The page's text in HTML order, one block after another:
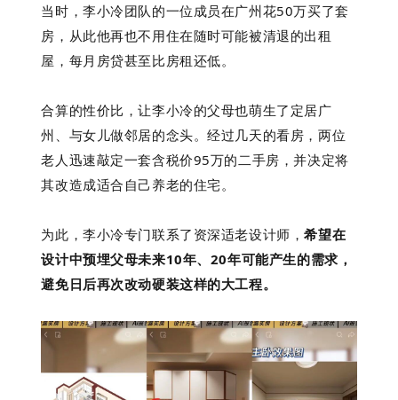
当时，李小冷团队的一位成员在广州花50万买了套
房，从此他再也不用住在随时可能被清退的出租
屋，每月房贷甚至比房租还低。
合算的性价比，让李小冷的父母也萌生了定居广
州、与女儿做邻居的念头。经过几天的看房，两位
老人迅速敲定一套含税价95万的二手房，并决定将
其改造成适合自己养老的住宅。
为此，李小冷专门联系了资深适老设计师，希望在
设计中预埋父母未来10年、20年可能产生的需求，
避免日后再次改动硬装这样的大工程。